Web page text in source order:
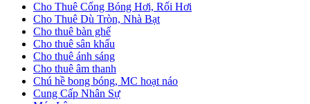
Cho Thuê Cổng Bóng Hơi, Rối Hơi
Cho Thuê Dù Tròn, Nhà Bạt
Cho thuê bàn ghế
Cho thuê sân khấu
Cho thuê ánh sáng
Cho thuê âm thanh
Chú hề bong bóng, MC hoạt náo
Cung Cấp Nhân Sự